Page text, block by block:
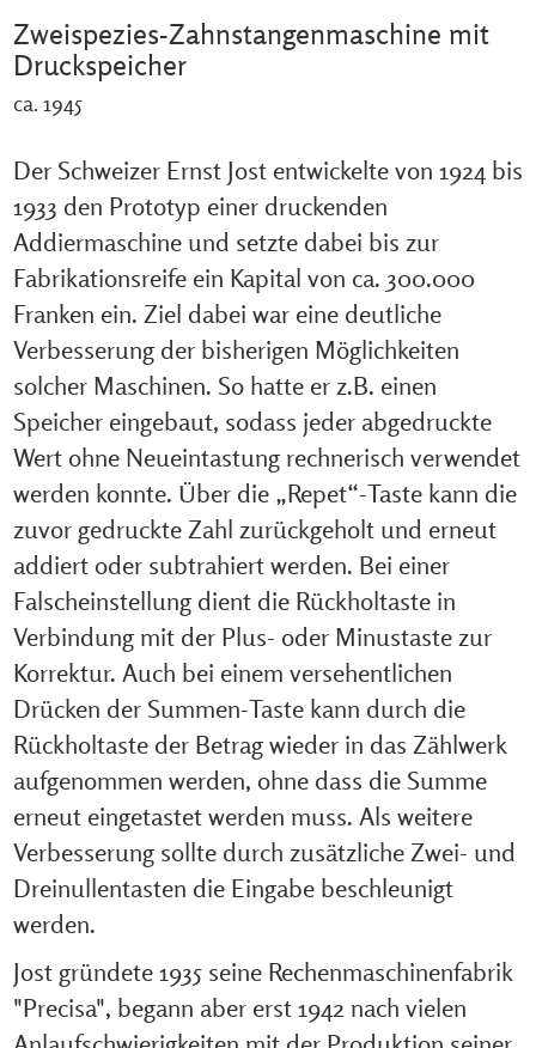
Zweispezies-Zahnstangenmaschine mit
Druckspeicher
ca. 1945
Der Schweizer Ernst Jost entwickelte von 1924 bis
1933 den Prototyp einer druckenden
Addiermaschine und setzte dabei bis zur
Fabrikationsreife ein Kapital von ca. 300.000
Franken ein. Ziel dabei war eine deutliche
Verbesserung der bisherigen Möglichkeiten
solcher Maschinen. So hatte er z.B. einen
Speicher eingebaut, sodass jeder abgedruckte
Wert ohne Neueintastung rechnerisch verwendet
werden konnte. Über die „Repet“-Taste kann die
zuvor gedruckte Zahl zurückgeholt und erneut
addiert oder subtrahiert werden. Bei einer
Falscheinstellung dient die Rückholtaste in
Verbindung mit der Plus- oder Minustaste zur
Korrektur. Auch bei einem versehentlichen
Drücken der Summen-Taste kann durch die
Rückholtaste der Betrag wieder in das Zählwerk
aufgenommen werden, ohne dass die Summe
erneut eingetastet werden muss. Als weitere
Verbesserung sollte durch zusätzliche Zwei- und
Dreinullentasten die Eingabe beschleunigt
werden.
Jost gründete 1935 seine Rechenmaschinenfabrik
"Precisa", begann aber erst 1942 nach vielen